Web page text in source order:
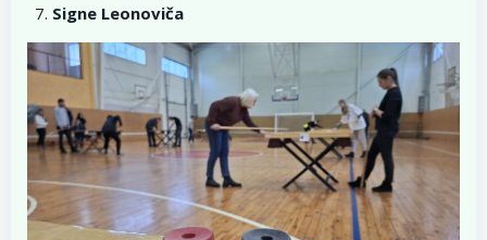
Signe Leonoviča